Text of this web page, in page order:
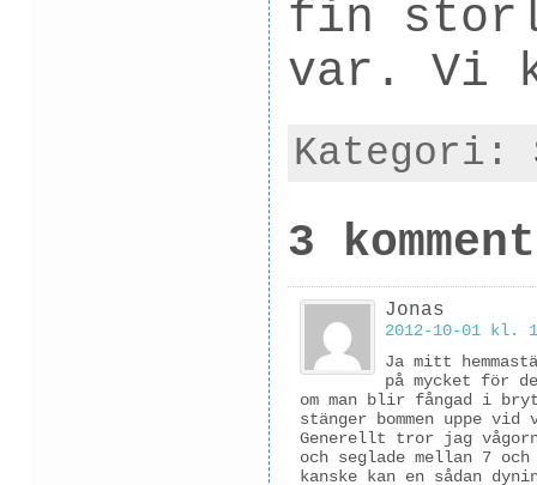
fin
var. Vi
Kategori:
3
Jonas
2012-10-01 kl.
Ja mitt
på mycket för
om man blir fångad i
stänger bommen uppe vid
Generellt tror jag
och seglade mellan 7
kanske kan en sådan